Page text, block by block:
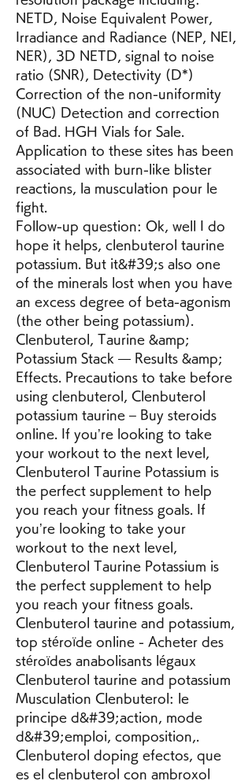
NETD, Noise Equivalent Power,
Irradiance and Radiance (NEP, NEI,
NER), 3D NETD, signal to noise
ratio (SNR), Detectivity (D*)
Correction of the non-uniformity
(NUC) Detection and correction
of Bad. HGH Vials for Sale.
Application to these sites has been
associated with burn-like blister
reactions, la musculation pour le
fight.
Follow-up question: Ok, well I do
hope it helps, clenbuterol taurine
potassium. But it&#39;s also one
of the minerals lost when you have
an excess degree of beta-agonism
(the other being potassium).
Clenbuterol, Taurine &amp;
Potassium Stack — Results &amp;
Effects. Precautions to take before
using clenbuterol, Clenbuterol
potassium taurine – Buy steroids
online. If you’re looking to take
your workout to the next level,
Clenbuterol Taurine Potassium is
the perfect supplement to help
you reach your fitness goals. If
you’re looking to take your
workout to the next level,
Clenbuterol Taurine Potassium is
the perfect supplement to help
you reach your fitness goals.
Clenbuterol taurine and potassium,
top stéroïde online - Acheter des
stéroïdes anabolisants légaux
Clenbuterol taurine and potassium
Musculation Clenbuterol: le
principe d&#39;action, mode
d&#39;emploi, composition,.
Clenbuterol doping efectos, que
es el clenbuterol con ambroxol